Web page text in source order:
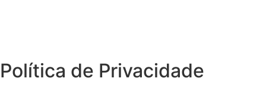
Política de Privacidade